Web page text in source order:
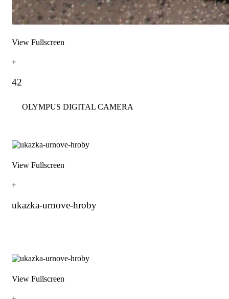
View Fullscreen
42
OLYMPUS DIGITAL CAMERA
View Fullscreen
ukazka-urnove-hroby
View Fullscreen